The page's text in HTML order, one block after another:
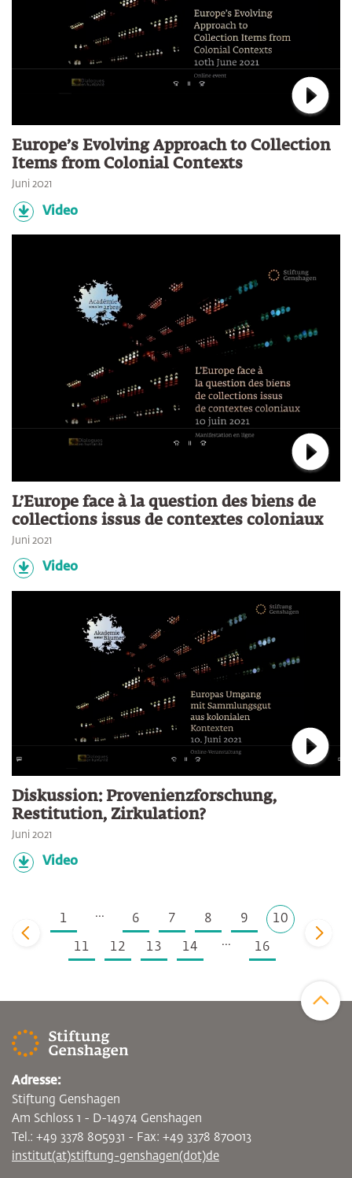
Europe’s Evolving Approach to Collection
Items from Colonial Contexts
Juni 2021
Video
L’Europe face à la question des biens de
collections issus de contextes coloniaux
Juni 2021
Video
Diskussion: Provenienzforschung,
Restitution, Zirkulation?
Juni 2021
Video
zurück
1 ... 6 7 8 9 10
11 12 13 14 ... 16
vor
Adresse:
Stiftung Genshagen
Am Schloss 1 - D-14974 Genshagen
Tel.: +49 3378 805931 - Fax: +49 3378 870013
institut(at)stiftung-genshagen(dot)de